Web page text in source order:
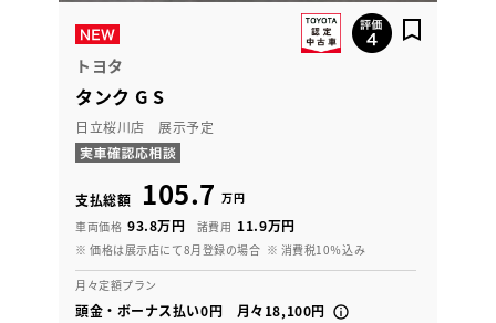
トヨタ
タンク G S
日立桜川店 展示予定
支払総額 105.7 万円
車両価格 93.8万円 諸費用 11.9万円
※ 価格は展示店にて8月登録の場合 ※ 消費税10％込み
月々定額プラン
頭金・ボーナス払い0円 月々18,100円